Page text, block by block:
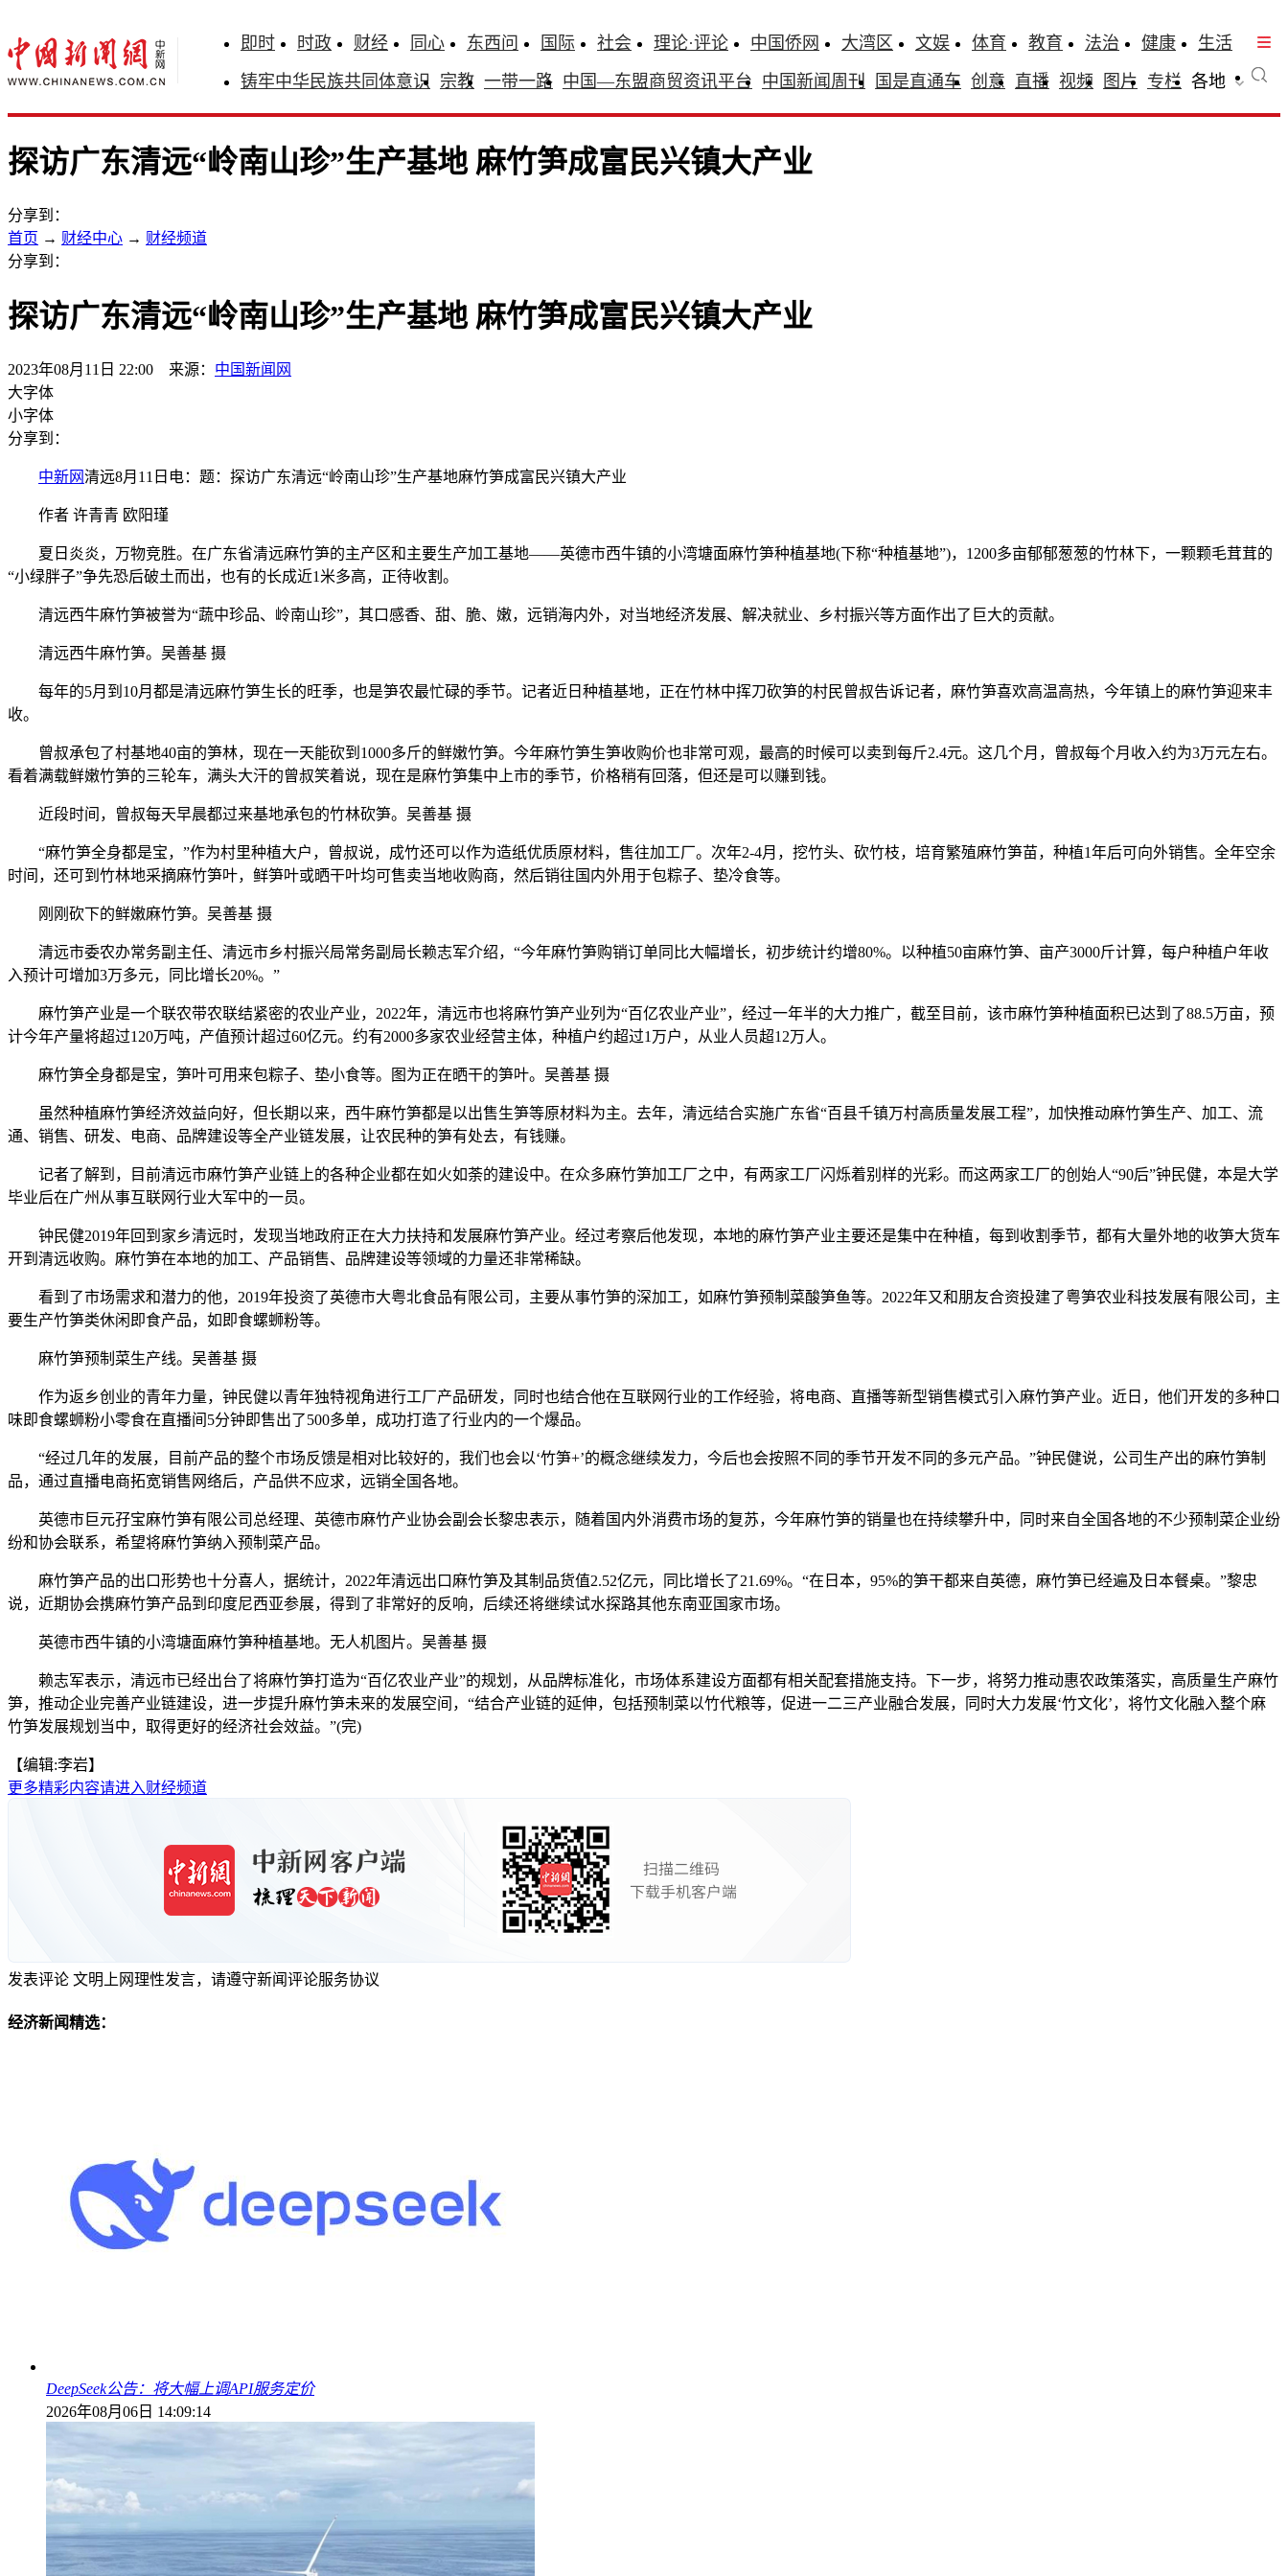
即时 时政 财经 同心 东西问 国际 社会 理论·评论 中国侨网 大湾区 文娱 体育 教育 法治 健康
生活
铸牢中华民族共同体意识 宗教 一带一路 中国—东盟商贸资讯平台 中国新闻周刊 国是直通车 创意 直播 视频 图片 专栏 各地
探访广东清远“岭南山珍”生产基地 麻竹笋成富民兴镇大产业
分享到：
首页 → 财经中心 → 财经频道
分享到：
探访广东清远“岭南山珍”生产基地 麻竹笋成富民兴镇大产业
2023年08月11日 22:00 来源： 中国新闻网
大字体
小字体
分享到：
中新网清远8月11日电：题：探访广东清远“岭南山珍”生产基地麻竹笋成富民兴镇大产业
作者 许青青 欧阳瑾
夏日炎炎，万物竞胜。在广东省清远麻竹笋的主产区和主要生产加工基地——英德市西牛镇的小湾塘面麻竹笋种植基地(下称“种植基地”)，1200多亩郁郁葱葱的竹林下，一颗颗毛茸茸的
“小绿胖子”争先恐后破土而出，也有的长成近1米多高，正待收割。
清远西牛麻竹笋被誉为“蔬中珍品、岭南山珍”，其口感香、甜、脆、嫩，远销海内外，对当地经济发展、解决就业、乡村振兴等方面作出了巨大的贡献。
清远西牛麻竹笋。吴善基 摄
每年的5月到10月都是清远麻竹笋生长的旺季，也是笋农最忙碌的季节。记者近日种植基地，正在竹林中挥刀砍笋的村民曾叔告诉记者，麻竹笋喜欢高温高热，今年镇上的麻竹笋迎来丰
收。
曾叔承包了村基地40亩的笋林，现在一天能砍到1000多斤的鲜嫩竹笋。今年麻竹笋生笋收购价也非常可观，最高的时候可以卖到每斤2.4元。这几个月，曾叔每个月收入约为3万元左右。
看着满载鲜嫩竹笋的三轮车，满头大汗的曾叔笑着说，现在是麻竹笋集中上市的季节，价格稍有回落，但还是可以赚到钱。
近段时间，曾叔每天早晨都过来基地承包的竹林砍笋。吴善基 摄
“麻竹笋全身都是宝，”作为村里种植大户，曾叔说，成竹还可以作为造纸优质原材料，售往加工厂。次年2-4月，挖竹头、砍竹枝，培育繁殖麻竹笋苗，种植1年后可向外销售。全年空余
时间，还可到竹林地采摘麻竹笋叶，鲜笋叶或晒干叶均可售卖当地收购商，然后销往国内外用于包粽子、垫冷食等。
刚刚砍下的鲜嫩麻竹笋。吴善基 摄
清远市委农办常务副主任、清远市乡村振兴局常务副局长赖志军介绍，“今年麻竹笋购销订单同比大幅增长，初步统计约增80%。以种植50亩麻竹笋、亩产3000斤计算，每户种植户年收
入预计可增加3万多元，同比增长20%。”
麻竹笋产业是一个联农带农联结紧密的农业产业，2022年，清远市也将麻竹笋产业列为“百亿农业产业”，经过一年半的大力推广，截至目前，该市麻竹笋种植面积已达到了88.5万亩，预
计今年产量将超过120万吨，产值预计超过60亿元。约有2000多家农业经营主体，种植户约超过1万户，从业人员超12万人。
麻竹笋全身都是宝，笋叶可用来包粽子、垫小食等。图为正在晒干的笋叶。吴善基 摄
虽然种植麻竹笋经济效益向好，但长期以来，西牛麻竹笋都是以出售生笋等原材料为主。去年，清远结合实施广东省“百县千镇万村高质量发展工程”，加快推动麻竹笋生产、加工、流
通、销售、研发、电商、品牌建设等全产业链发展，让农民种的笋有处去，有钱赚。
记者了解到，目前清远市麻竹笋产业链上的各种企业都在如火如荼的建设中。在众多麻竹笋加工厂之中，有两家工厂闪烁着别样的光彩。而这两家工厂的创始人“90后”钟民健，本是大学
毕业后在广州从事互联网行业大军中的一员。
钟民健2019年回到家乡清远时，发现当地政府正在大力扶持和发展麻竹笋产业。经过考察后他发现，本地的麻竹笋产业主要还是集中在种植，每到收割季节，都有大量外地的收笋大货车
开到清远收购。麻竹笋在本地的加工、产品销售、品牌建设等领域的力量还非常稀缺。
看到了市场需求和潜力的他，2019年投资了英德市大粤北食品有限公司，主要从事竹笋的深加工，如麻竹笋预制菜酸笋鱼等。2022年又和朋友合资投建了粤笋农业科技发展有限公司，主
要生产竹笋类休闲即食产品，如即食螺蛳粉等。
麻竹笋预制菜生产线。吴善基 摄
作为返乡创业的青年力量，钟民健以青年独特视角进行工厂产品研发，同时也结合他在互联网行业的工作经验，将电商、直播等新型销售模式引入麻竹笋产业。近日，他们开发的多种口
味即食螺蛳粉小零食在直播间5分钟即售出了500多单，成功打造了行业内的一个爆品。
“经过几年的发展，目前产品的整个市场反馈是相对比较好的，我们也会以‘竹笋+’的概念继续发力，今后也会按照不同的季节开发不同的多元产品。”钟民健说，公司生产出的麻竹笋制
品，通过直播电商拓宽销售网络后，产品供不应求，远销全国各地。
英德市巨元孖宝麻竹笋有限公司总经理、英德市麻竹产业协会副会长黎忠表示，随着国内外消费市场的复苏，今年麻竹笋的销量也在持续攀升中，同时来自全国各地的不少预制菜企业纷
纷和协会联系，希望将麻竹笋纳入预制菜产品。
麻竹笋产品的出口形势也十分喜人，据统计，2022年清远出口麻竹笋及其制品货值2.52亿元，同比增长了21.69%。“在日本，95%的笋干都来自英德，麻竹笋已经遍及日本餐桌。”黎忠
说，近期协会携麻竹笋产品到印度尼西亚参展，得到了非常好的反响，后续还将继续试水探路其他东南亚国家市场。
英德市西牛镇的小湾塘面麻竹笋种植基地。无人机图片。吴善基 摄
赖志军表示，清远市已经出台了将麻竹笋打造为“百亿农业产业”的规划，从品牌标准化，市场体系建设方面都有相关配套措施支持。下一步，将努力推动惠农政策落实，高质量生产麻竹
笋，推动企业完善产业链建设，进一步提升麻竹笋未来的发展空间，“结合产业链的延伸，包括预制菜以竹代粮等，促进一二三产业融合发展，同时大力发展‘竹文化’，将竹文化融入整个麻
竹笋发展规划当中，取得更好的经济社会效益。”(完)
【编辑:李岩】
更多精彩内容请进入财经频道
发表评论 文明上网理性发言，请遵守新闻评论服务协议
经济新闻精选：
DeepSeek公告：将大幅上调API服务定价
2026年08月06日 14:09:14